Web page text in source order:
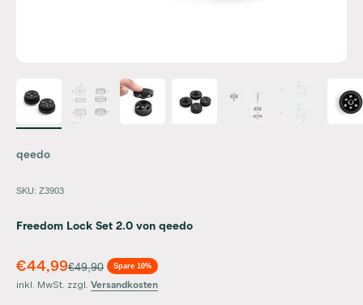
qeedo
SKU: Z3903
Freedom Lock Set 2.0 von qeedo
Angebot
€44,99Regulärer Preis
€49,90 Spare 10%
inkl. MwSt. zzgl. Versandkosten